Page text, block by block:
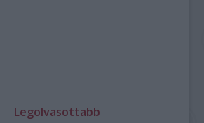
Legolvasottabb